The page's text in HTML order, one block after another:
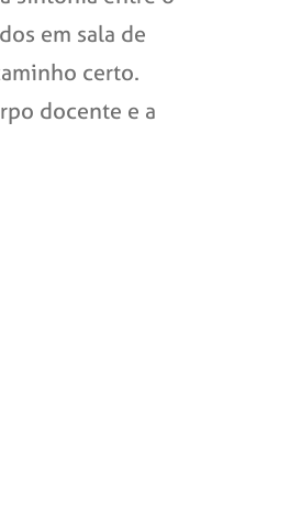
em sala de
certo.
docente e a